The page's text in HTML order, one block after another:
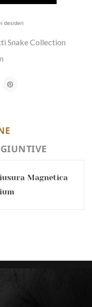
desideri
Snake Collection
Magnetica